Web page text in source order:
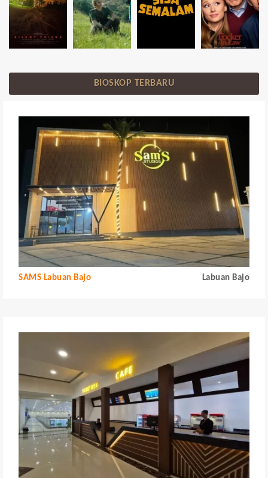
BIOSKOP TERBARU
SAMS Labuan Bajo Labuan Bajo